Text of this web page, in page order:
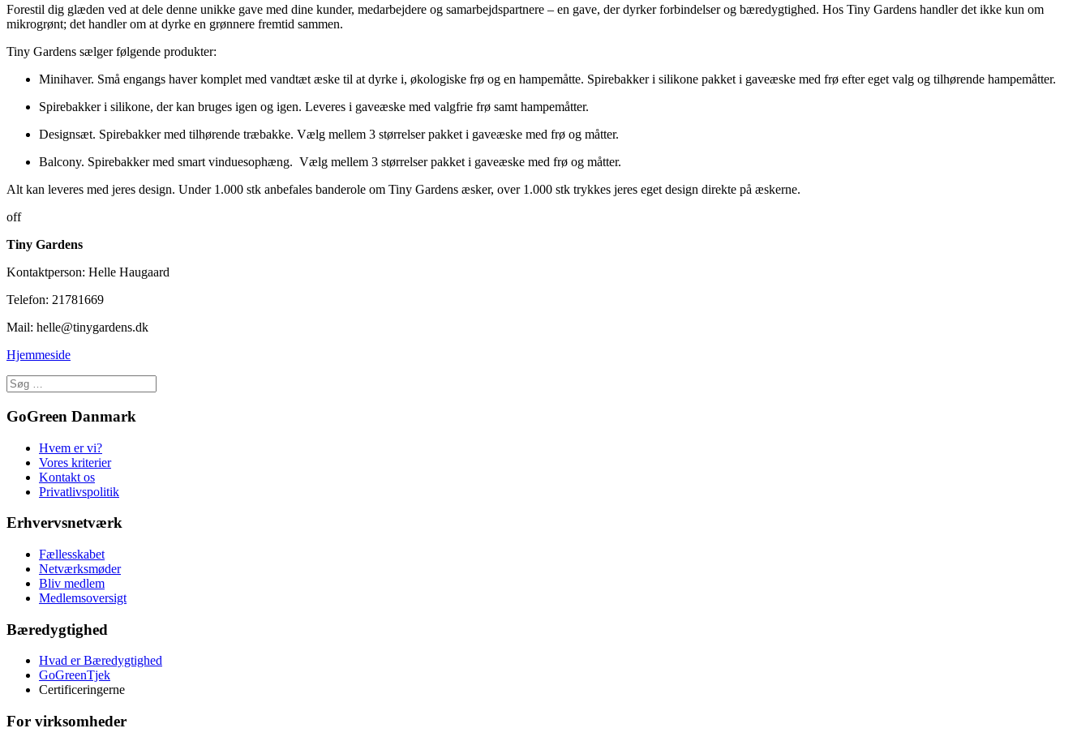
Forestil dig glæden ved at dele denne unikke gave med dine kunder, medarbejdere og samarbejdspartnere – en gave, der dyrker forbindelser og bæredygtighed. Hos Tiny Gardens handler det ikke kun om
mikrogrønt; det handler om at dyrke en grønnere fremtid sammen.
Tiny Gardens sælger følgende produkter:
Minihaver. Små engangs haver komplet med vandtæt æske til at dyrke i, økologiske frø og en hampemåtte. Spirebakker i silikone pakket i gaveæske med frø efter eget valg og tilhørende hampemåtter.
Spirebakker i silikone, der kan bruges igen og igen. Leveres i gaveæske med valgfrie frø samt hampemåtter.
Designsæt. Spirebakker med tilhørende træbakke. Vælg mellem 3 størrelser pakket i gaveæske med frø og måtter.
Balcony. Spirebakker med smart vinduesophæng. Vælg mellem 3 størrelser pakket i gaveæske med frø og måtter.
Alt kan leveres med jeres design. Under 1.000 stk anbefales banderole om Tiny Gardens æsker, over 1.000 stk trykkes jeres eget design direkte på æskerne.
off
Tiny Gardens
Kontaktperson: Helle Haugaard
Telefon: 21781669
Mail: helle@tinygardens.dk
Hjemmeside
GoGreen Danmark
Hvem er vi?
Vores kriterier
Kontakt os
Privatlivspolitik
Erhvervsnetværk
Fællesskabet
Netværksmøder
Bliv medlem
Medlemsoversigt
Bæredygtighed
Hvad er Bæredygtighed
GoGreenTjek
Certificeringerne
For virksomheder